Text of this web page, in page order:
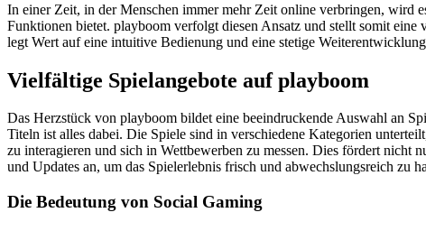
In einer Zeit, in der Menschen immer mehr Zeit online verbringen, wird
Funktionen bietet. playboom verfolgt diesen Ansatz und stellt somit
legt Wert auf eine intuitive Bedienung und eine stetige
Vielfältige Spielangebote auf playboom
Das Herzstück von playboom bildet eine beeindruckende Auswahl an
Titeln ist alles dabei. Die Spiele sind in verschiedene Kategorien
zu interagieren und sich in Wettbewerben zu messen. Dies fördert nicht
und Updates an, um das Spielerlebnis frisch und abwechslungsreich zu
Die Bedeutung von Social Gaming